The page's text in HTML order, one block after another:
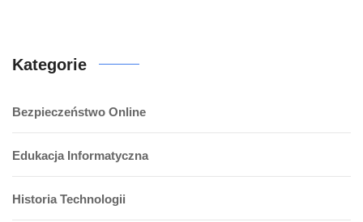
Kategorie
Bezpieczeństwo Online
Edukacja Informatyczna
Historia Technologii